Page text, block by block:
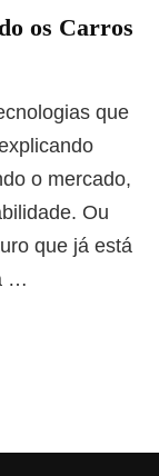
os Carros
que
o mercado,
Ou
que já está
…